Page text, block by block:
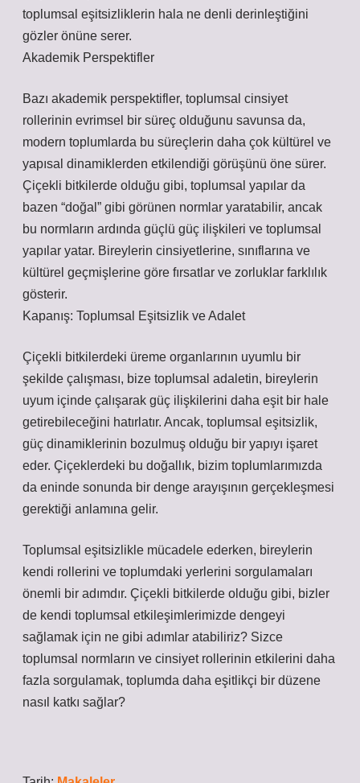
toplumsal eşitsizliklerin hala ne denli derinleştiğini
gözler önüne serer.
Akademik Perspektifler
Bazı akademik perspektifler, toplumsal cinsiyet
rollerinin evrimsel bir süreç olduğunu savunsa da,
modern toplumlarda bu süreçlerin daha çok kültürel ve
yapısal dinamiklerden etkilendiği görüşünü öne sürer.
Çiçekli bitkilerde olduğu gibi, toplumsal yapılar da
bazen “doğal” gibi görünen normlar yaratabilir, ancak
bu normların ardında güçlü güç ilişkileri ve toplumsal
yapılar yatar. Bireylerin cinsiyetlerine, sınıflarına ve
kültürel geçmişlerine göre fırsatlar ve zorluklar farklılık
gösterir.
Kapanış: Toplumsal Eşitsizlik ve Adalet
Çiçekli bitkilerdeki üreme organlarının uyumlu bir
şekilde çalışması, bize toplumsal adaletin, bireylerin
uyum içinde çalışarak güç ilişkilerini daha eşit bir hale
getirebileceğini hatırlatır. Ancak, toplumsal eşitsizlik,
güç dinamiklerinin bozulmuş olduğu bir yapıyı işaret
eder. Çiçeklerdeki bu doğallık, bizim toplumlarımızda
da eninde sonunda bir denge arayışının gerçekleşmesi
gerektiği anlamına gelir.
Toplumsal eşitsizlikle mücadele ederken, bireylerin
kendi rollerini ve toplumdaki yerlerini sorgulamaları
önemli bir adımdır. Çiçekli bitkilerde olduğu gibi, bizler
de kendi toplumsal etkileşimlerimizde dengeyi
sağlamak için ne gibi adımlar atabiliriz? Sizce
toplumsal normların ve cinsiyet rollerinin etkilerini daha
fazla sorgulamak, toplumda daha eşitlikçi bir düzene
nasıl katkı sağlar?